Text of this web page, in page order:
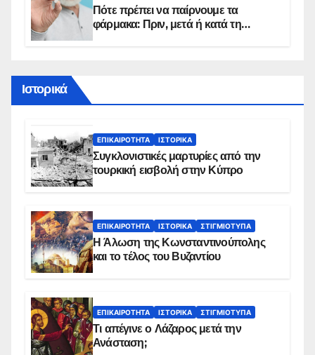
Πότε πρέπει να παίρνουμε τα
φάρμακα: Πριν, μετά ή κατά τη
Ιστορικά
ΕΠΙΚΑΙΡΌΤΗΤΑ ΙΣΤΟΡΙΚΆ
Συγκλονιστικές μαρτυρίες από την
τουρκική εισβολή στην Κύπρο
ΕΠΙΚΑΙΡΌΤΗΤΑ ΙΣΤΟΡΙΚΆ ΣΤΙΓΜΙΌΤΥΠΑ
Η Άλωση της Κωνσταντινούπολης
και το τέλος του Βυζαντίου
ΕΠΙΚΑΙΡΌΤΗΤΑ ΙΣΤΟΡΙΚΆ ΣΤΙΓΜΙΌΤΥΠΑ
Τι απέγινε ο Λάζαρος μετά την
Ανάσταση;